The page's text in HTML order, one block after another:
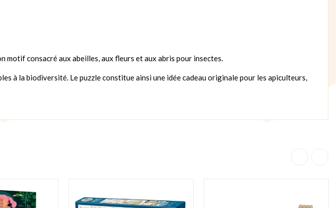
motif consacré aux abeilles, aux fleurs et aux abris pour insectes.
à la biodiversité. Le puzzle constitue ainsi une idée cadeau originale pour les apiculteurs,